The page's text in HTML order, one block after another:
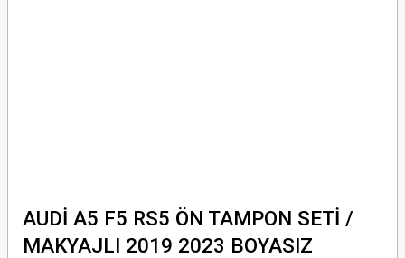
AUDİ A5 F5 RS5 ÖN TAMPON SETİ /
MAKYAJLI 2019 2023 BOYASIZ